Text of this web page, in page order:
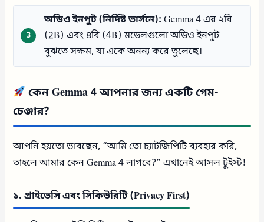
অডিও ইনপুট (নির্দিষ্ট ভার্সনে): Gemma 4 এর ২বি
(2B) এবং ৪বি (4B) মডেলগুলো অডিও ইনপুট
বুঝতে সক্ষম, যা একে অনন্য করে তুলেছে।
কেন Gemma 4 আপনার জন্য একটি গেম-
চেঞ্জার?
আপনি হয়তো ভাবছেন, “আমি তো চ্যাটজিপিটি ব্যবহার করি,
তাহলে আমার কেন Gemma 4 লাগবে?” এখানেই আসল টুইস্ট!
১. প্রাইভেসি এবং সিকিউরিটি (Privacy First)